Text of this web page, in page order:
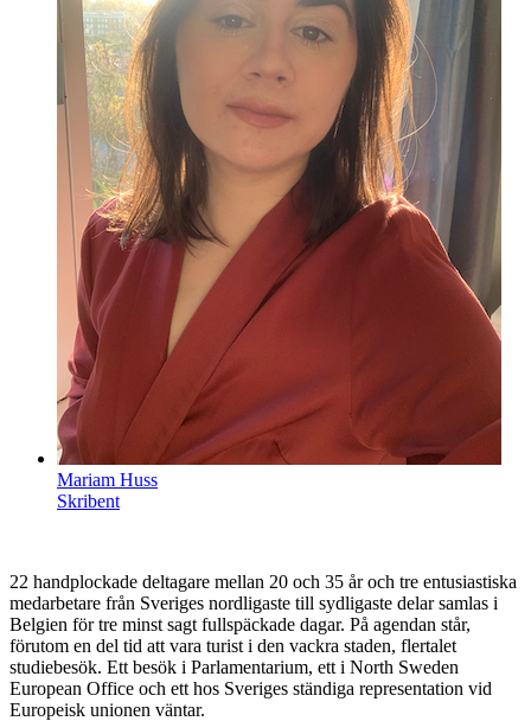
Mariam Huss
Skribent
22 handplockade deltagare mellan 20 och 35 år och tre entusiastiska
medarbetare från Sveriges nordligaste till sydligaste delar samlas i
Belgien för tre minst sagt fullspäckade dagar. På agendan står,
förutom en del tid att vara turist i den vackra staden, flertalet
studiebesök. Ett besök i Parlamentarium, ett i North Sweden
European Office och ett hos Sveriges ständiga representation vid
Europeisk unionen väntar.